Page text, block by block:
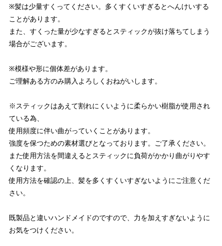
※髪は少量すくってください。多くすくいすぎるとへんけいする
ことがあります。
また、すくった量が少なすぎるとスティックが抜け落ちてしまう
場合がございます。
※模様や形に個体差があります。
ご理解ある方のみ購入よろしくおねがいします。
※スティックはあえて割れにくいように柔らかい樹脂が使用され
ている為、
使用頻度に伴い曲がっていくことがあります。
強度を保つための素材選びとなっております。ご了承ください。
また使用方法を間違えるとスティックに負荷がかかり曲がりやす
くなります。
使用方法を確認の上、髪を多くすくいすぎないようにご注意くだ
さい。
既製品と違いハンドメイドのですので、力を加えすぎないように
お気をつけください。